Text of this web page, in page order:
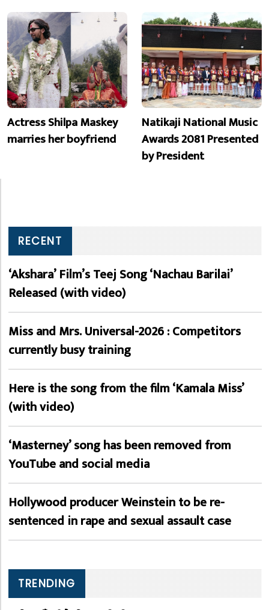
Actress Shilpa Maskey
marries her boyfriend
Natikaji National Music
Awards 2081 Presented
by President
RECENT
‘Akshara’ Film’s Teej Song ‘Nachau Barilai’
Released (with video)
Miss and Mrs. Universal-2026 : Competitors
currently busy training
Here is the song from the film ‘Kamala Miss’
(with video)
‘Masterney’ song has been removed from
YouTube and social media
Hollywood producer Weinstein to be re-
sentenced in rape and sexual assault case
TRENDING